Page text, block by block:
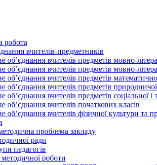
робота
вчителів-предметників
об’єднання вчителів предметів мовно-
об’єднання вчителів предметів мовно-
об’єднання вчителів предметів
об’єднання вчителів предметів природничої
об’єднання вчителів предметів соціальної і
об’єднання вчителів початкових класів
об’єднання вчителів фізичної культури та
проблема закладу
ради
педагогів
роботи